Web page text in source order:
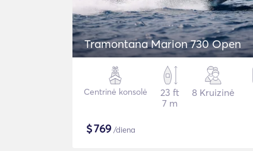
Tramontana Marion 730 Open
Centrinė konsolė
23 ft
7 m
8 Kruizinė
$769/diena